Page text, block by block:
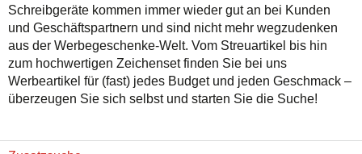
Schreibgeräte kommen immer wieder gut an bei Kunden
und Geschäftspartnern und sind nicht mehr wegzudenken
aus der Werbegeschenke-Welt. Vom Streuartikel bis hin
zum hochwertigen Zeichenset finden Sie bei uns
Werbeartikel für (fast) jedes Budget und jeden Geschmack –
überzeugen Sie sich selbst und starten Sie die Suche!